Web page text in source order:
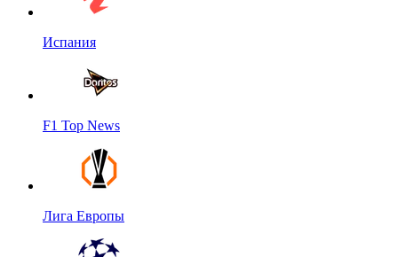
Испания
F1 Top News
Лига Европы